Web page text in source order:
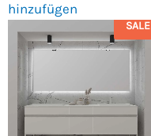
hinzufügen
SALE